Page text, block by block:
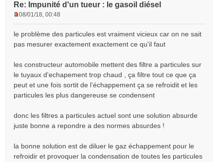
Re: Impunité d'un tueur : le gasoil diésel
s
s
g
e
n
u
08/01/18, 00:48
le problème des particules est vraiment vicieux car on ne sait
pas mesurer exactement exactement ce qu'il faut
les constructeur automobile mettent des filtre a particules sur
le tuyaux d'echapement trop chaud , ça filtre tout ce que ça
peut et une fois sortit de l’échappement ça se refroidit et les
particules les plus dangereuse se condensent
donc les filtres a particules actuel sont une solution absurde
juste bonne a repondre a des normes absurdes !
la bonne solution est de diluer le gaz échappement pour le
refroidir et provoquer la condensation de toutes les particules